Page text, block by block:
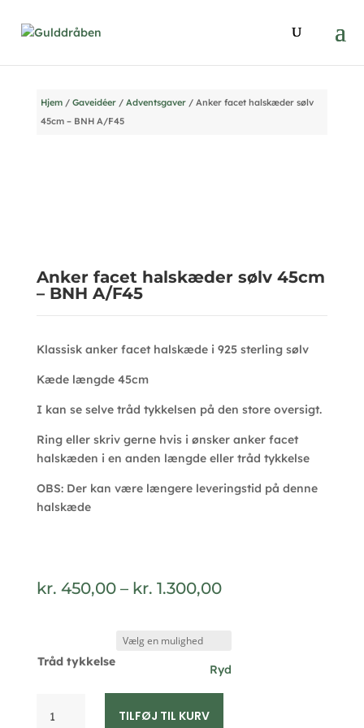
Hjem/ Gaveidéer/ Adventsgaver/ Anker facet halskæder sølv
45cm – BNH A/F45
Anker facet halskæder sølv 45cm
– BNH A/F45
Klassisk anker facet halskæde i 925 sterling sølv
Kæde længde 45cm
I kan se selve tråd tykkelsen på den store oversigt.
Ring eller skriv gerne hvis i ønsker anker facet
halskæden i en anden længde eller tråd tykkelse
OBS: Der kan være længere leveringstid på denne
halskæde
kr. 450,00 – kr. 1.300,00Prisinterval:
Tråd tykkelse
Ryd
facet
TILFØJ TIL KURV